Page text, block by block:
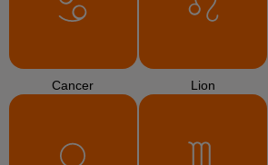
Cancer Lion